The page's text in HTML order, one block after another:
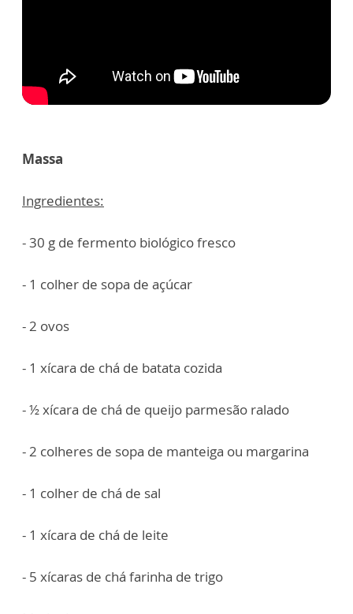
Massa
Ingredientes:
- 30 g de fermento biológico fresco
- 1 colher de sopa de açúcar
- 2 ovos
- 1 xícara de chá de batata cozida
- ½ xícara de chá de queijo parmesão ralado
- 2 colheres de sopa de manteiga ou margarina
- 1 colher de chá de sal
- 1 xícara de chá de leite
- 5 xícaras de chá farinha de trigo